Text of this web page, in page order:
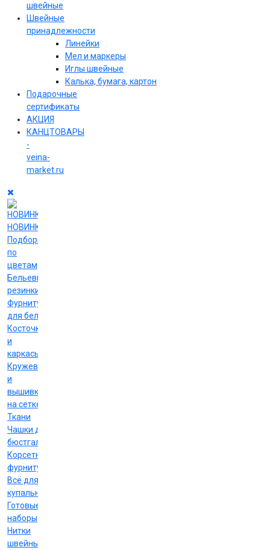
швейные
Швейные
принадлежности
Линейки
Мел и маркеры
Иглы швейные
Калька, бумага, картон
Подарочные
сертификаты
АКЦИЯ
КАНЦТОВАРЫ
-
veina-
market.ru
НОВИНКИ
Подборки
по
цветам
Бельевые
резинки
Фурнитура
для белья
Косточки
и
каркасы
Кружево
и
вышивка
на сетке
Ткани
Чашки для
бюстгальтеров
Корсетная
фурнитура
Всё для
купальников
Готовые
наборы
Нитки
швейные